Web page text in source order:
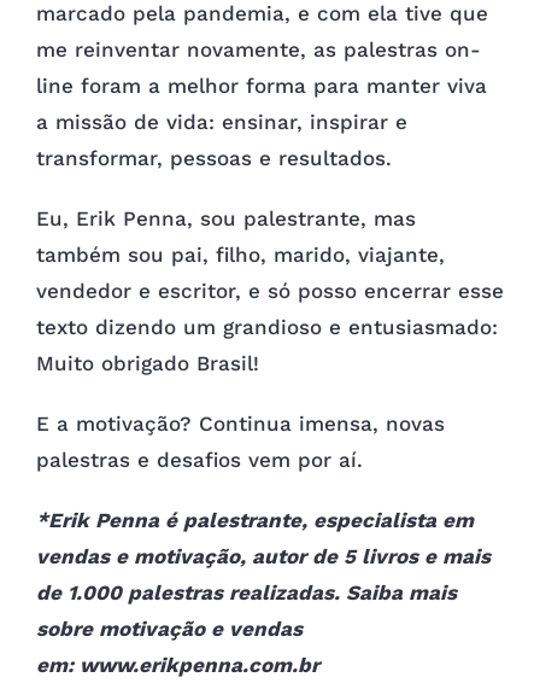
marcado pela pandemia, e com ela tive que
me reinventar novamente, as palestras on-
line foram a melhor forma para manter viva
a missão de vida: ensinar, inspirar e
transformar, pessoas e resultados.
Eu, Erik Penna, sou palestrante, mas
também sou pai, filho, marido, viajante,
vendedor e escritor, e só posso encerrar esse
texto dizendo um grandioso e entusiasmado:
Muito obrigado Brasil!
E a motivação? Continua imensa, novas
palestras e desafios vem por aí.
*Erik Penna é palestrante, especialista em
vendas e motivação, autor de 5 livros e mais
de 1.000 palestras realizadas. Saiba mais
sobre motivação e vendas
em: www.erikpenna.com.br